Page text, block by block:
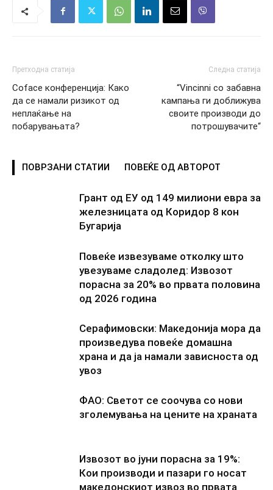
Претходна статија
Coface конференција: Како
да се намали ризикот од
неплаќање на
побарувањата?
Следна статија
“Vincinni со забавна
кампања ги доближува
своите производи до
потрошувачите“
ПОВРЗАНИ СТАТИИ ПОВЕЌЕ ОД АВТОРОТ
Грант од ЕУ од 149 милиони евра за
железницата од Коридор 8 кон
Бугарија
Повеќе извезуваме отколку што
увезуваме сладолед: Извозот
порасна за 20% во првата половина
од 2026 година
Серафимовски: Македонија мора да
произведува повеќе домашна
храна и да ја намали зависноста од
увоз
ФАО: Светот се соочува со нови
зголемувања на цените на храната
Извозот во јуни порасна за 19%:
Кои производи и пазари го носат
македонскиот извоз во првата